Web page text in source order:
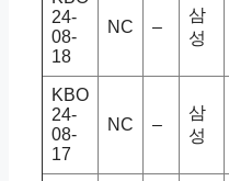
24-
08-
18
NC –
삼
성
KBO
24-
08-
17
NC –
삼
성